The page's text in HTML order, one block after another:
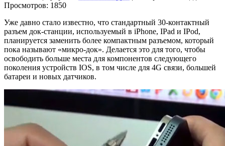
Просмотров: 1850
Уже давно стало известно, что стандартный 30-контактный
разъем док-станции, используемый в iPhone, IPad и IPod,
планируется заменить более компактным разъемом, который
пока называют «микро-док». Делается это для того, чтобы
освободить больше места для компонентов следующего
поколения устройств IOS, в том числе для 4G связи, большей
батареи и новых датчиков.